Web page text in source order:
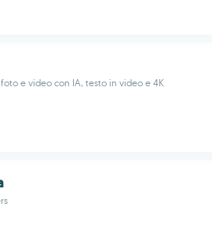
e video con IA, testo in video e 4K